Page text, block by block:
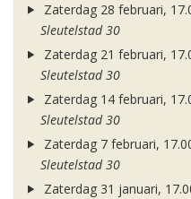
Zaterdag 28 februari,
Sleutelstad 30
Zaterdag 21 februari,
Sleutelstad 30
Zaterdag 14 februari,
Sleutelstad 30
Zaterdag 7 februari,
Sleutelstad 30
Zaterdag 31 januari,